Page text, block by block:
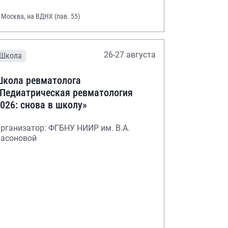
Москва, на ВДНХ (пав. 55)
Школа 26-27 августа
ревматолога
ревматология
снова в школу»
ФГБНУ НИИР им. В.А.